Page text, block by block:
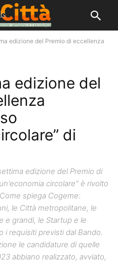
edizione del Premio di eccellenza
edizione del
di
edizione del Premio di
circolare" è rivolto
spiega Cogeme:
le Città metropolitane, le
e grandi, le Startup e le
i requisiti previsti dal Bando.
le candidature di quelle
abbiano realizzato, avviato,